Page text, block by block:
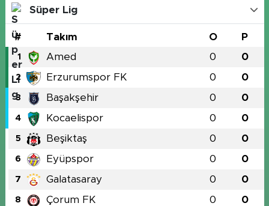
Süper Lig
# Takım O P
1 Amed 0 0
2 Erzurumspor FK 0 0
3 Başakşehir 0 0
4 Kocaelispor 0 0
5 Beşiktaş 0 0
6 Eyüpspor 0 0
7 Galatasaray 0 0
8 Çorum FK 0 0